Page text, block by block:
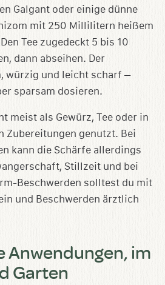
Galgant oder einige dünne
mit 250 Millilitern heißem
Tee zugedeckt 5 bis 10
dann abseihen. Der
würzig und leicht scharf –
sparsam dosieren.
meist als Gewürz, Tee oder in
Zubereitungen genutzt. Bei
kann die Schärfe allerdings
Stillzeit und bei
Beschwerden solltest du mit
und Beschwerden ärztlich
Anwendungen, im
Garten